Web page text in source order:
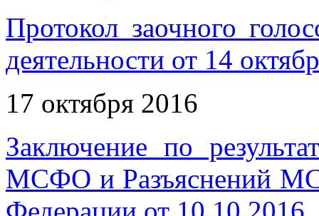
Протокол заочного
деятельности от 14
17 октября 2016
Заключение по
МСФО и Разъяснений